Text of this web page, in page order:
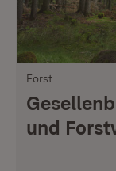
Forst
und